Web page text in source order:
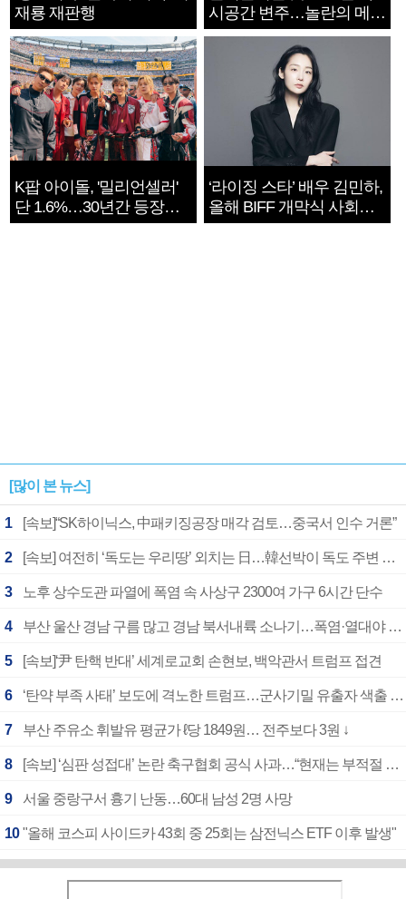
재룡 재판행
시공간 변주…놀란의 메시
지는 ‘전쟁 속죄’
K팝 아이돌, '밀리언셀러'
단 1.6%…30년간 등장
1182개팀 전수조사
‘라이징 스타’ 배우 김민하,
올해 BIFF 개막식 사회자
확정
[많이 본 뉴스]
1 [속보]“SK하이닉스, 中패키징공장 매각 검토…중국서 인수 거론”
2 [속보] 여전히 ‘독도는 우리땅’ 외치는 日…韓선박이 독도 주변 해양조사 활동하자 반발
3 노후 상수도관 파열에 폭염 속 사상구 2300여 가구 6시간 단수
4 부산 울산 경남 구름 많고 경남 북서내륙 소나기…폭염·열대야 계속
5 [속보]‘尹 탄핵 반대’ 세계로교회 손현보, 백악관서 트럼프 접견
6 ‘탄약 부족 사태’ 보도에 격노한 트럼프…군사기밀 유출자 색출 지시
7 부산 주유소 휘발유 평균가 ℓ당 1849원… 전주보다 3원 ↓
8 [속보] ‘심판 성접대’ 논란 축구협회 공식 사과…“현재는 부적절 행위 없어”
9 서울 중랑구서 흉기 난동…60대 남성 2명 사망
10 "올해 코스피 사이드카 43회 중 25회는 삼전닉스 ETF 이후 발생"